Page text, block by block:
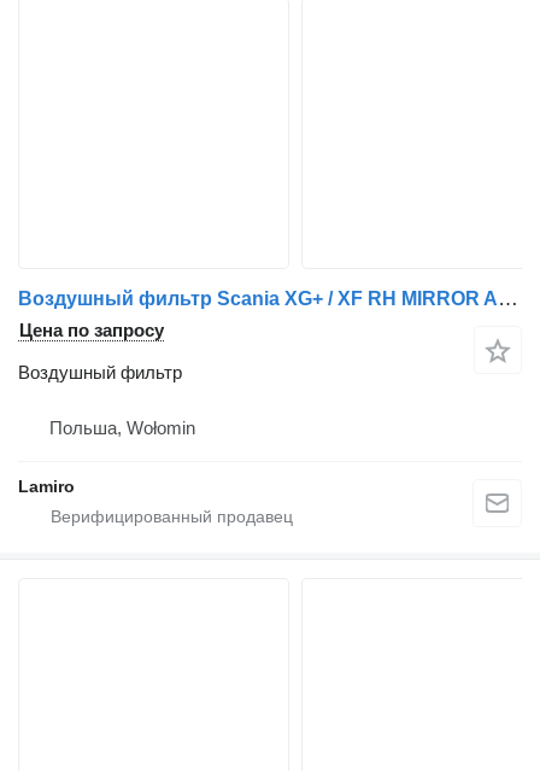
Воздушный фильтр Scania XG+ / XF RH MIRROR ARM COVER для тягача DAF SCANIA 3 , DAF 95ATI AIR FILTER
Цена по запросу
Воздушный фильтр
Польша, Wołomin
Lamiro